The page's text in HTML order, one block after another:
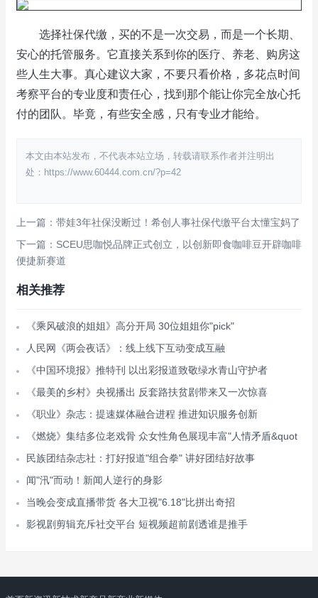
选择社保代缴，买的不是一次交易，而是一个长期、
安心的托管服务。它直接关系到你的医疗、养老、购房这
些人生大事。真心建议大家，不要只看价格，多花点时间
考察平台的专业度和责任心，找到那个能让你完全放心托
付的团队。毕竟，有些安全感，只有专业才能给。
本文由本站发布，不代表本站立场，转载请联系作者并注明出
处：https://www.60444.com.cn/?p=42
上一篇：带娃3年社保没断过！希创人事社保代缴平台太懂宝妈了
下一篇：SCEU思咖悦品牌正式创立，以创新即食咖啡豆开辟咖啡
便捷新赛道
相关推荐
《乘风破浪的姐姐》高分开局 30位姐姐你"pick"
人民网《两会夜话》：线上线下互动变成互融
《中国环境报》推特刊 以出彩报道致敬绿水青山守护者
《最美的乡村》央视播出 反套路扶贫剧带来又一次惊喜
《职业》杂志：提速媒体融合进程 推进知识服务创新
《燃烧》集结多位老戏骨 众女性角色展现丰富"人情矛盾&quot
民族团结杂志社：打好报道"组合拳" 讲好团结好故事
闻"汛"而动！新闻人逆行的身影
当晚会变成直播带货 各大卫视"6.18"比拼出奇招
影视剧剪辑充斥社交平台 短视频超前剧透谁是推手